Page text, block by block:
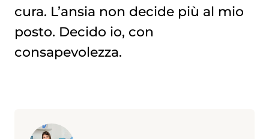
cura. L’ansia non decide più al mio
posto. Decido io, con
consapevolezza.